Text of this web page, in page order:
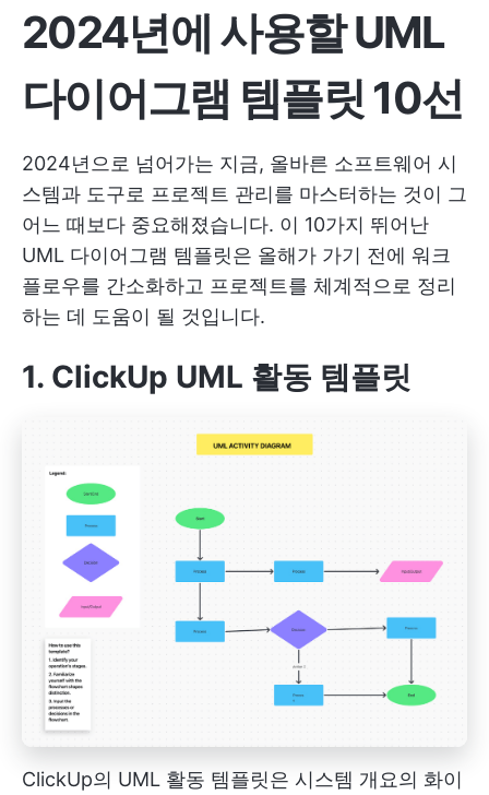
2024년에 사용할 UML
다이어그램 템플릿 10선
2024년으로 넘어가는 지금, 올바른 소프트웨어 시
스템과 도구로 프로젝트 관리를 마스터하는 것이 그
어느 때보다 중요해졌습니다. 이 10가지 뛰어난
UML 다이어그램 템플릿은 올해가 가기 전에 워크
플로우를 간소화하고 프로젝트를 체계적으로 정리
하는 데 도움이 될 것입니다.
1. ClickUp UML 활동 템플릿
ClickUp의 UML 활동 템플릿은 시스템 개요의 화이